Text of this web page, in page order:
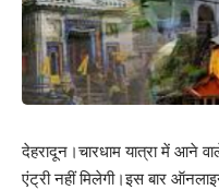
देहरादून।चारधाम यात्रा में आने
एंट्री नहीं मिलेगी।इस बार